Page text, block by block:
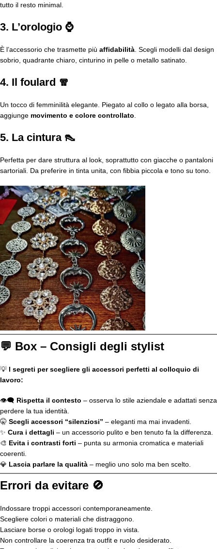
tutto il resto minimal.
3. L’orologio ⌚
È l’accessorio che trasmette più affidabilità . Scegli modelli dal design
sobrio, quadrante chiaro, cinturino in pelle o metallo satinato.
4. Il foulard 🧣
Un tocco di femminilità elegante. Piegato al collo o legato alla borsa,
aggiunge movimento e colore controllato
5. La cintura 👠
Perfetta per dare struttura al look, soprattutto con giacche o pantaloni
sartoriali. Da preferire in tinta unita, con fibbia piccola e tono su tono.
💬 Box – Consigli degli stylist
💡 I segreti per scegliere gli accessori perfetti al colloquio di
lavoro:
👁️‍🗨️ Rispetta il contesto – osserva lo stile aziendale e adattati senza
perdere la tua identità.
🤫 Scegli accessori “silenziosi” – eleganti ma mai invadenti.
✨ Cura i dettagli – un accessorio pulito e ben tenuto fa la differenza.
🎨 Evita i contrasti forti – punta su armonia cromatica e materiali
coerenti.
💎 Lascia parlare la qualità – meglio uno solo ma ben scelto.
Errori da evitare 🚫
Indossare troppi accessori contemporaneamente.
Scegliere colori o materiali che distraggono.
Lasciare borse o orologi logati troppo in vista.
Non controllare la coerenza tra outfit e ruolo desiderato.